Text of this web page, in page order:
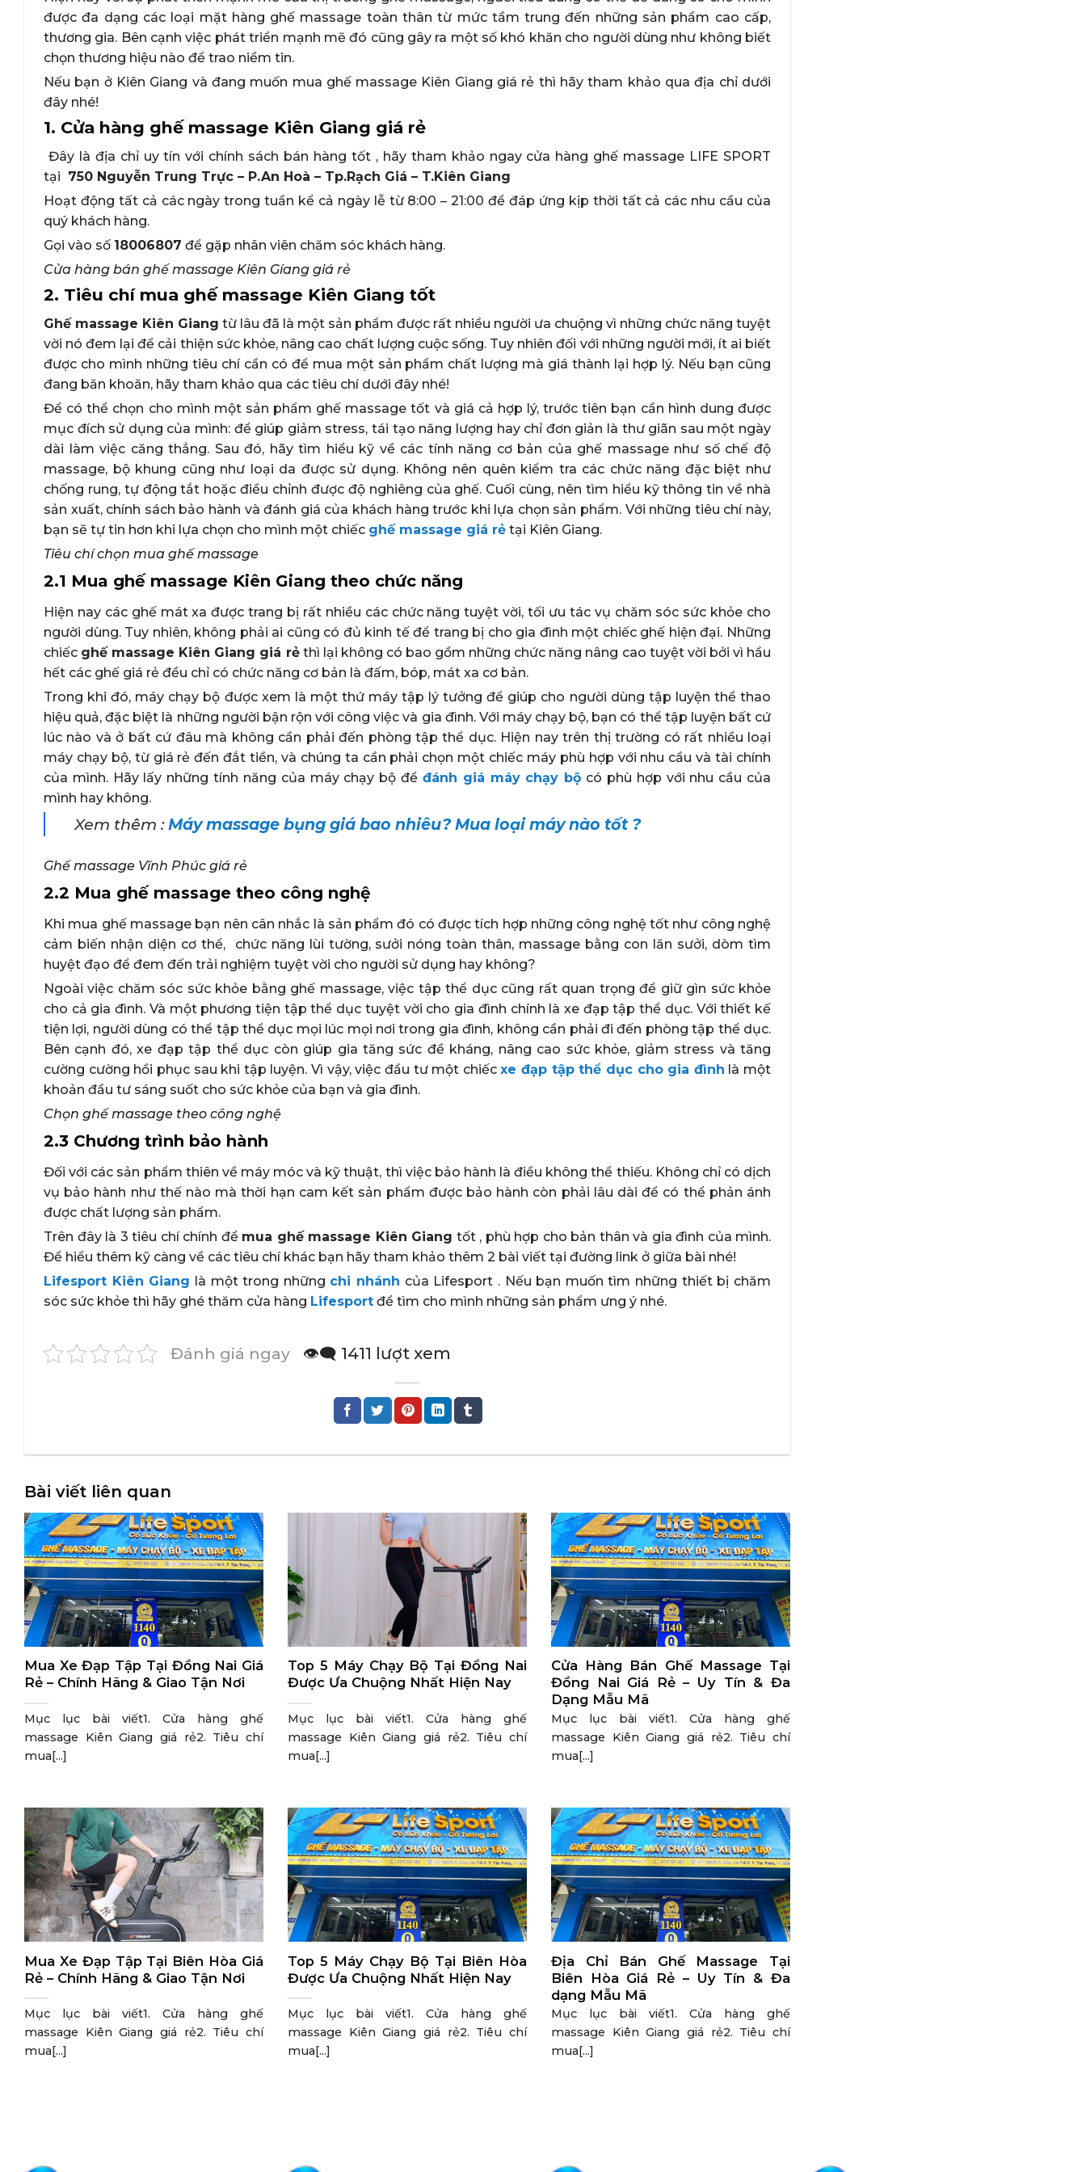
được đa dạng các loại mặt hàng ghế massage toàn thân từ mức tầm trung đến những sản phẩm cao cấp,
thương gia. Bên cạnh việc phát triển mạnh mẽ đó cũng gây ra một số khó khăn cho người dùng như không biết
chọn thương hiệu nào để trao niềm tin.
Nếu bạn ở Kiên Giang và đang muốn mua ghế massage Kiên Giang giá rẻ thì hãy tham khảo qua địa chỉ dưới
đây nhé!
1. Cửa hàng ghế massage Kiên Giang giá rẻ
Đây là địa chỉ uy tín với chính sách bán hàng tốt , hãy tham khảo ngay cửa hàng ghế massage LIFE SPORT
tại 750 Nguyễn Trung Trực – P.An Hoà – Tp.Rạch Giá – T.Kiên Giang
Hoạt động tất cả các ngày trong tuần kể cả ngày lễ từ 8:00 – 21:00 để đáp ứng kịp thời tất cả các nhu cầu của
quý khách hàng.
Gọi vào số 18006807 để gặp nhân viên chăm sóc khách hàng.
Cửa hàng bán ghế massage Kiên Gíang giá rẻ
2. Tiêu chí mua ghế massage Kiên Giang tốt
Ghế massage Kiên Giang từ lâu đã là một sản phẩm được rất nhiều người ưa chuộng vì những chức năng tuyệt
vời nó đem lại để cải thiện sức khỏe, nâng cao chất lượng cuộc sống. Tuy nhiên đối với những người mới, ít ai biết
được cho mình những tiêu chí cần có để mua một sản phẩm chất lượng mà giá thành lại hợp lý. Nếu bạn cũng
đang băn khoăn, hãy tham khảo qua các tiêu chí dưới đây nhé!
Để có thể chọn cho mình một sản phẩm ghế massage tốt và giá cả hợp lý, trước tiên bạn cần hình dung được
mục đích sử dụng của mình: để giúp giảm stress, tái tạo năng lượng hay chỉ đơn giản là thư giãn sau một ngày
dài làm việc căng thẳng. Sau đó, hãy tìm hiểu kỹ về các tính năng cơ bản của ghế massage như số chế độ
massage, bộ khung cũng như loại da được sử dụng. Không nên quên kiểm tra các chức năng đặc biệt như
chống rung, tự động tắt hoặc điều chỉnh được độ nghiêng của ghế. Cuối cùng, nên tìm hiểu kỹ thông tin về nhà
sản xuất, chính sách bảo hành và đánh giá của khách hàng trước khi lựa chọn sản phẩm. Với những tiêu chí này,
bạn sẽ tự tin hơn khi lựa chọn cho mình một chiếc ghế massage giá rẻ tại Kiên Giang.
Tiêu chí chọn mua ghế massage
2.1 Mua ghế massage Kiên Giang theo chức năng
Hiện nay các ghế mát xa được trang bị rất nhiều các chức năng tuyệt vời, tối ưu tác vụ chăm sóc sức khỏe cho
người dùng. Tuy nhiên, không phải ai cũng có đủ kinh tế để trang bị cho gia đình một chiếc ghế hiện đại. Những
chiếc ghế massage Kiên Giang giá rẻthì lại không có bao gồm những chức năng nâng cao tuyệt vời bởi vì hầu
hết các ghế giá rẻ đều chỉ có chức năng cơ bản là đấm, bóp, mát xa cơ bản.
Trong khi đó, máy chạy bộ được xem là một thứ máy tập lý tưởng để giúp cho người dùng tập luyện thể thao
hiệu quả, đặc biệt là những người bận rộn với công việc và gia đình. Với máy chạy bộ, bạn có thể tập luyện bất cứ
lúc nào và ở bất cứ đâu mà không cần phải đến phòng tập thể dục. Hiện nay trên thị trường có rất nhiều loại
máy chạy bộ, từ giá rẻ đến đắt tiền, và chúng ta cần phải chọn một chiếc máy phù hợp với nhu cầu và tài chính
của mình. Hãy lấy những tính năng của máy chạy bộ để đánh giá máy chạy bộ có phù hợp với nhu cầu của
mình hay không.
Xem thêm :Máy massage bụng giá bao nhiêu? Mua loại máy nào tốt ?
Ghế massage Vĩnh Phúc giá rẻ
2.2 Mua ghế massage theo công nghệ
Khi mua ghế massage bạn nên cân nhắc là sản phẩm đó có được tích hợp những công nghệ tốt như công nghệ
cảm biến nhận diện cơ thể, chức năng lùi tường, sưởi nóng toàn thân, massage bằng con lăn sưởi, dòm tìm
huyệt đạo để đem đến trải nghiệm tuyệt vời cho người sử dụng hay không?
Ngoài việc chăm sóc sức khỏe bằng ghế massage, việc tập thể dục cũng rất quan trọng để giữ gìn sức khỏe
cho cả gia đình. Và một phương tiện tập thể dục tuyệt vời cho gia đình chính là xe đạp tập thể dục. Với thiết kế
tiện lợi, người dùng có thể tập thể dục mọi lúc mọi nơi trong gia đình, không cần phải đi đến phòng tập thể dục.
Bên cạnh đó, xe đạp tập thể dục còn giúp gia tăng sức đề kháng, nâng cao sức khỏe, giảm stress và tăng
cường cường hồi phục sau khi tập luyện. Vì vậy, việc đầu tư một chiếcxe đạp tập thể dục cho gia đình là một
khoản đầu tư sáng suốt cho sức khỏe của bạn và gia đình.
Chọn ghế massage theo công nghệ
2.3 Chương trình bảo hành
Đối với các sản phẩm thiên về máy móc và kỹ thuật, thì việc bảo hành là điều không thể thiếu. Không chỉ có dịch
vụ bảo hành như thế nào mà thời hạn cam kết sản phẩm được bảo hành còn phải lâu dài để có thể phản ánh
được chất lượng sản phẩm.
Trên đây là 3 tiêu chí chính để mua ghế massage Kiên Giang tốt , phù hợp cho bản thân và gia đình của mình.
Để hiểu thêm kỹ càng về các tiêu chí khác bạn hãy tham khảo thêm 2 bài viết tại đường link ở giữa bài nhé!
Lifesport Kiên Giang là một trong những chi nhánh của Lifesport . Nếu bạn muốn tìm những thiết bị chăm
sóc sức khỏe thì hãy ghé thăm cửa hàng Lifesport để tìm cho mình những sản phẩm ưng ý nhé.
Đánh giá ngay 👁️‍🗨️ 1411 lượt xem
Bài viết liên quan
Mua Xe Đạp Tập Tại Đồng Nai Giá
Rẻ – Chính Hãng & Giao Tận Nơi
Mục lục bài viết1. Cửa hàng ghế
massage Kiên Giang giá rẻ2. Tiêu chí
mua[...]
Top 5 Máy Chạy Bộ Tại Đồng Nai
Được Ưa Chuộng Nhất Hiện Nay
Mục lục bài viết1. Cửa hàng ghế
massage Kiên Giang giá rẻ2. Tiêu chí
mua[...]
Cửa Hàng Bán Ghế Massage Tại
Đồng Nai Giá Rẻ – Uy Tín & Đa
Dạng Mẫu Mã
Mục lục bài viết1. Cửa hàng ghế
massage Kiên Giang giá rẻ2. Tiêu chí
mua[...]
Mua Xe Đạp Tập Tại Biên Hòa Giá
Rẻ – Chính Hãng & Giao Tận Nơi
Mục lục bài viết1. Cửa hàng ghế
massage Kiên Giang giá rẻ2. Tiêu chí
mua[...]
Top 5 Máy Chạy Bộ Tại Biên Hòa
Được Ưa Chuộng Nhất Hiện Nay
Mục lục bài viết1. Cửa hàng ghế
massage Kiên Giang giá rẻ2. Tiêu chí
mua[...]
Địa Chỉ Bán Ghế Massage Tại
Biên Hòa Giá Rẻ – Uy Tín & Đa
dạng Mẫu Mã
Mục lục bài viết1. Cửa hàng ghế
massage Kiên Giang giá rẻ2. Tiêu chí
mua[...]